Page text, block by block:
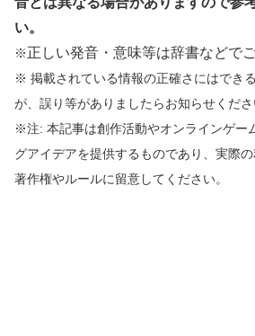
い。
※正しい発音・意味等は辞書などで
※ 掲載されている情報の正確さにはでき
が、誤り等がありましたらお知らせくださ
※注: 本記事は創作活動やオンラインゲー
グアイデアを提供するものであり、実際
著作権やルールに留意してください。